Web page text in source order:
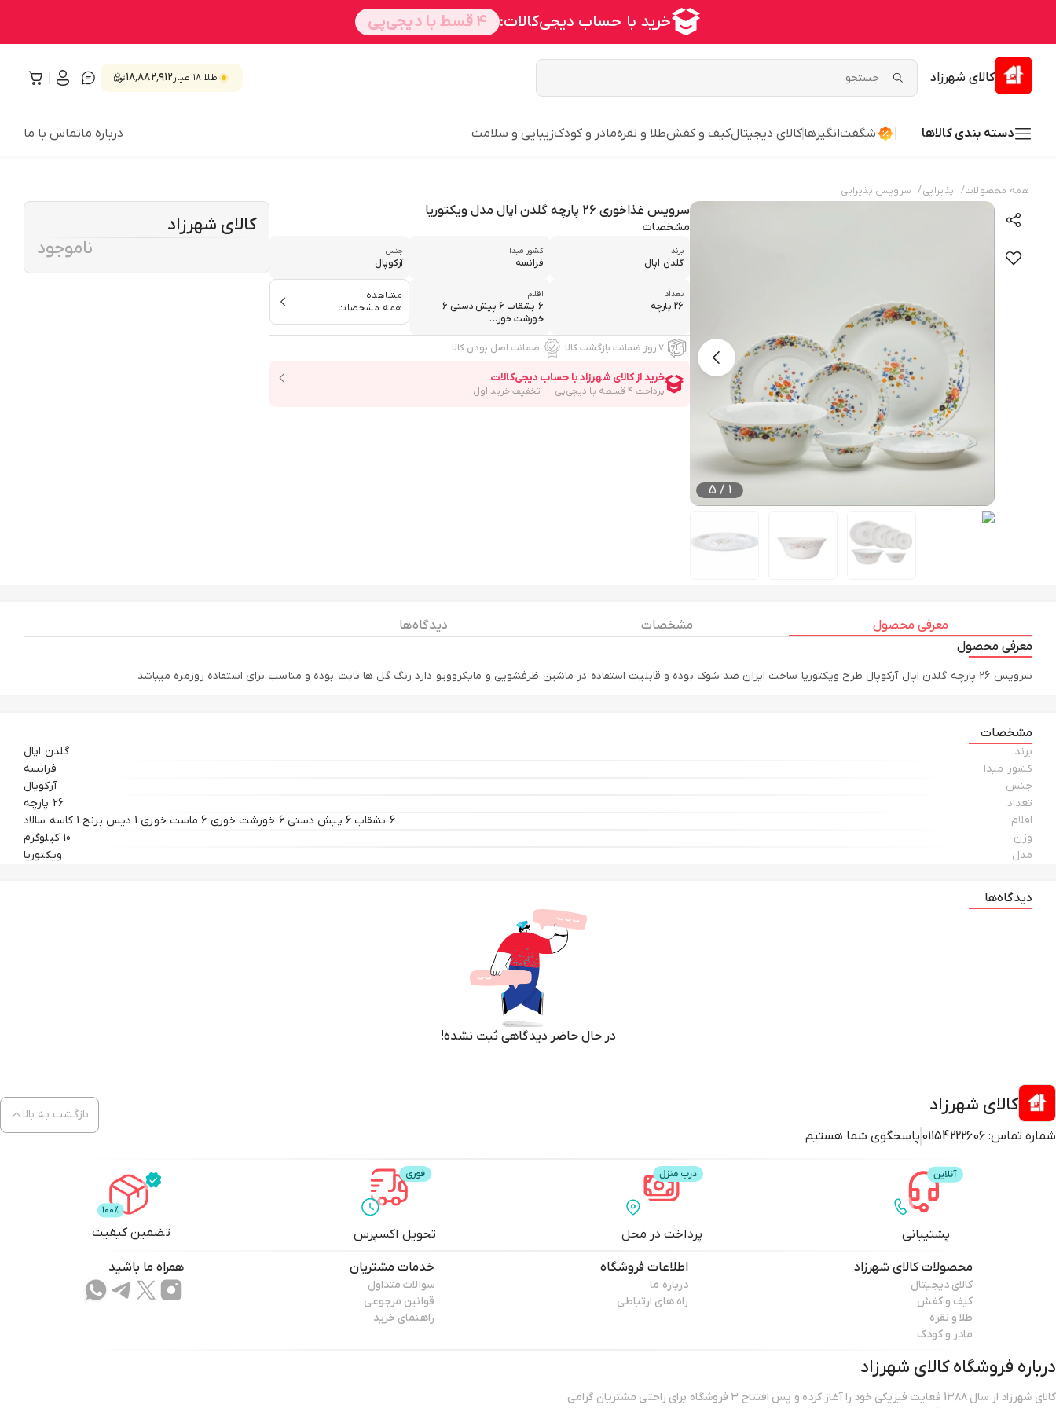
کالای شهرزاد طلا ۱۸ عیار ۱۸٬۸۸۲٬۹۱۲
دسته بندی کالاها شگفت‌انگیزهاکالای دیجیتالکیف و کفشطلا و نقرهمادر و کودکزیبایی و سلامت درباره ماتماس با ما
همه محصولات/ پذیرایی/ سرویس پذیرایی
1
/
5
سرویس غذاخوری 26 پارچه گلدن اپال مدل ویکتوریا
مشخصات
برند
گلدن اپال
کشور مبدا
فرانسه
جنس
آرکوپال
تعداد
26 پارچه
اقلام
6 بشقاب 6 پیش دستی 6
خورشت خور...
مشاهده
همه مشخصات
۷ روز ضمانت بازگشت کالا ضمانت اصل بودن کالا
کالای شهرزاد
ناموجود
معرفی محصول مشخصات
دیدگاه ها
معرفی محصول
سرویس 26 پارچه گلدن اپال آرکوپال طرح ویکتوریا ساخت ایران ضد شوک بوده و قابلیت استفاده در ماشین ظرفشویی و مایکروویو دارد رنگ گل ها ثابت بوده و مناسب برای استفاده روزمره میباشد
مشخصات
برند
گلدن اپال
کشور مبدا
فرانسه
جنس
آرکوپال
تعداد
26 پارچه
اقلام
6 بشقاب 6 پیش دستی 6 خورشت خوری 6 ماست خوری 1 دیس برنج 1 کاسه سالاد
وزن
10 کیلوگرم
مدل
ویکتوریا
دیدگاه‌ها
در حال حاضر دیدگاهی ثبت نشده!
کالای شهرزاد
شماره تماس: 01154222606 پاسخگوی شما هستیم
بازگشت به بالا
پشتیبانی پرداخت در محل تحویل اکسپرس تضمین کیفیت
محصولاتکالای شهرزاد
کالای دیجیتال
کیف و کفش
طلا و نقره
مادر و کودک
اطلاعات فروشگاه
درباره ما
راه های ارتباطی
خدمات مشتریان
سوالات متداول
قوانین مرجوعی
راهنمای خرید
همراه ما باشید
درباره فروشگاهکالای شهرزاد
کالای شهرزاد از سال 13۸۸ فعایت فیزیکی خود را آغاز کرده و پس افتتاح ۳ فروشگاه برای راحتی مشتریان گرامی